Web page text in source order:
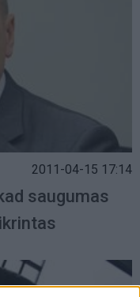
2011-04-15 17:14
saugumas